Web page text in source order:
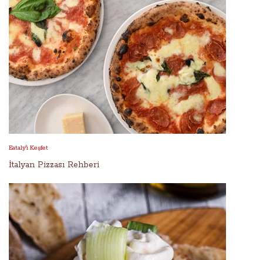
Eataly'i Keşfet
İtalyan Pizzası Rehberi